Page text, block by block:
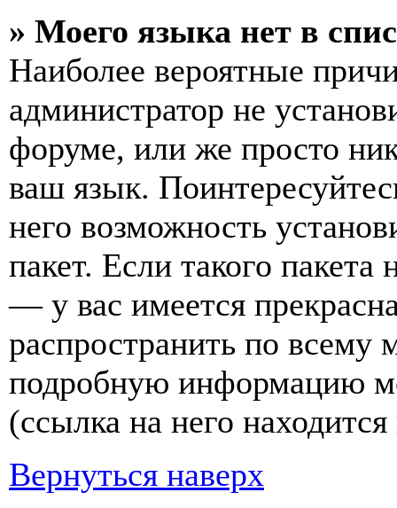
» Моего языка нет в
Наиболее вероятные
администратор не
форуме, или же просто
ваш язык.
него возможность
пакет. Если такого пакета
— у вас имеется
распространить по
подробную информацию
(ссылка на него
Вернуться наверх